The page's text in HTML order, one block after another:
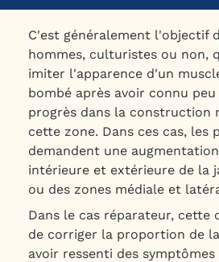
C'est généralement l'objectif
hommes, culturistes ou non,
imiter l'apparence d'un
bombé après avoir connu
progrès dans la construction
cette zone. Dans ces cas, les
demandent une
intérieure et extérieure de la
ou des zones médiale et
Dans le cas réparateur, cette
de corriger la proportion de
avoir ressenti des symptômes